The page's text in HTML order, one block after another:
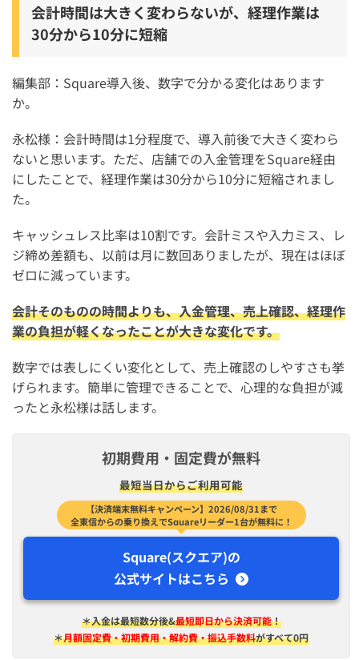
会計時間は大きく変わらないが、経理作業は
30分から10分に短縮
編集部：Square導入後、数字で分かる変化はあります
か。
永松様：会計時間は1分程度で、導入前後で大きく変わら
ないと思います。ただ、店舗での入金管理をSquare経由
にしたことで、経理作業は30分から10分に短縮されまし
た。
キャッシュレス比率は10割です。会計ミスや入力ミス、レ
ジ締め差額も、以前は月に数回ありましたが、現在はほぼ
ゼロに減っています。
会計そのものの時間よりも、入金管理、売上確認、経理作
業の負担が軽くなったことが大きな変化です。
数字では表しにくい変化として、売上確認のしやすさも挙
げられます。簡単に管理できることで、心理的な負担が減
ったと永松様は話します。
初期費用・固定費が無料
最短​当日から​ご利用可能
【決済端末無料キャンペーン】2026/08/31まで
全東信からの乗り換えでSquareリーダー1台が無料に！
Square(スクエア)の
公式サイトはこちら
＊入金は​最短​数分後&最短即日から決済可能！
＊月額固定費・初期費用・解約費・振込手数料がすべて0円